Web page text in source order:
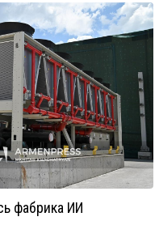
фабрика ИИ